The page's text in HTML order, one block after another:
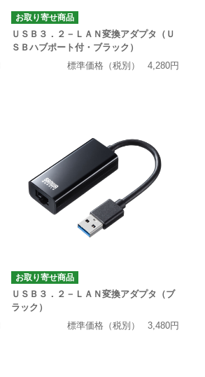
お取り寄せ商品
ＵＳＢ３．２－ＬＡＮ変換アダプタ（Ｕ
ＳＢハブポート付・ブラック）
標準価格（税別）
4,280円
お取り寄せ商品
ＵＳＢ３．２－ＬＡＮ変換アダプタ（ブ
ラック）
標準価格（税別）
3,480円